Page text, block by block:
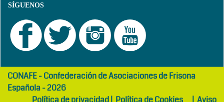
SÍGUENOS
girls
abaya
maltepe
otelCONAFE - Confederación de Asociaciones de Frisona
Española - 2026